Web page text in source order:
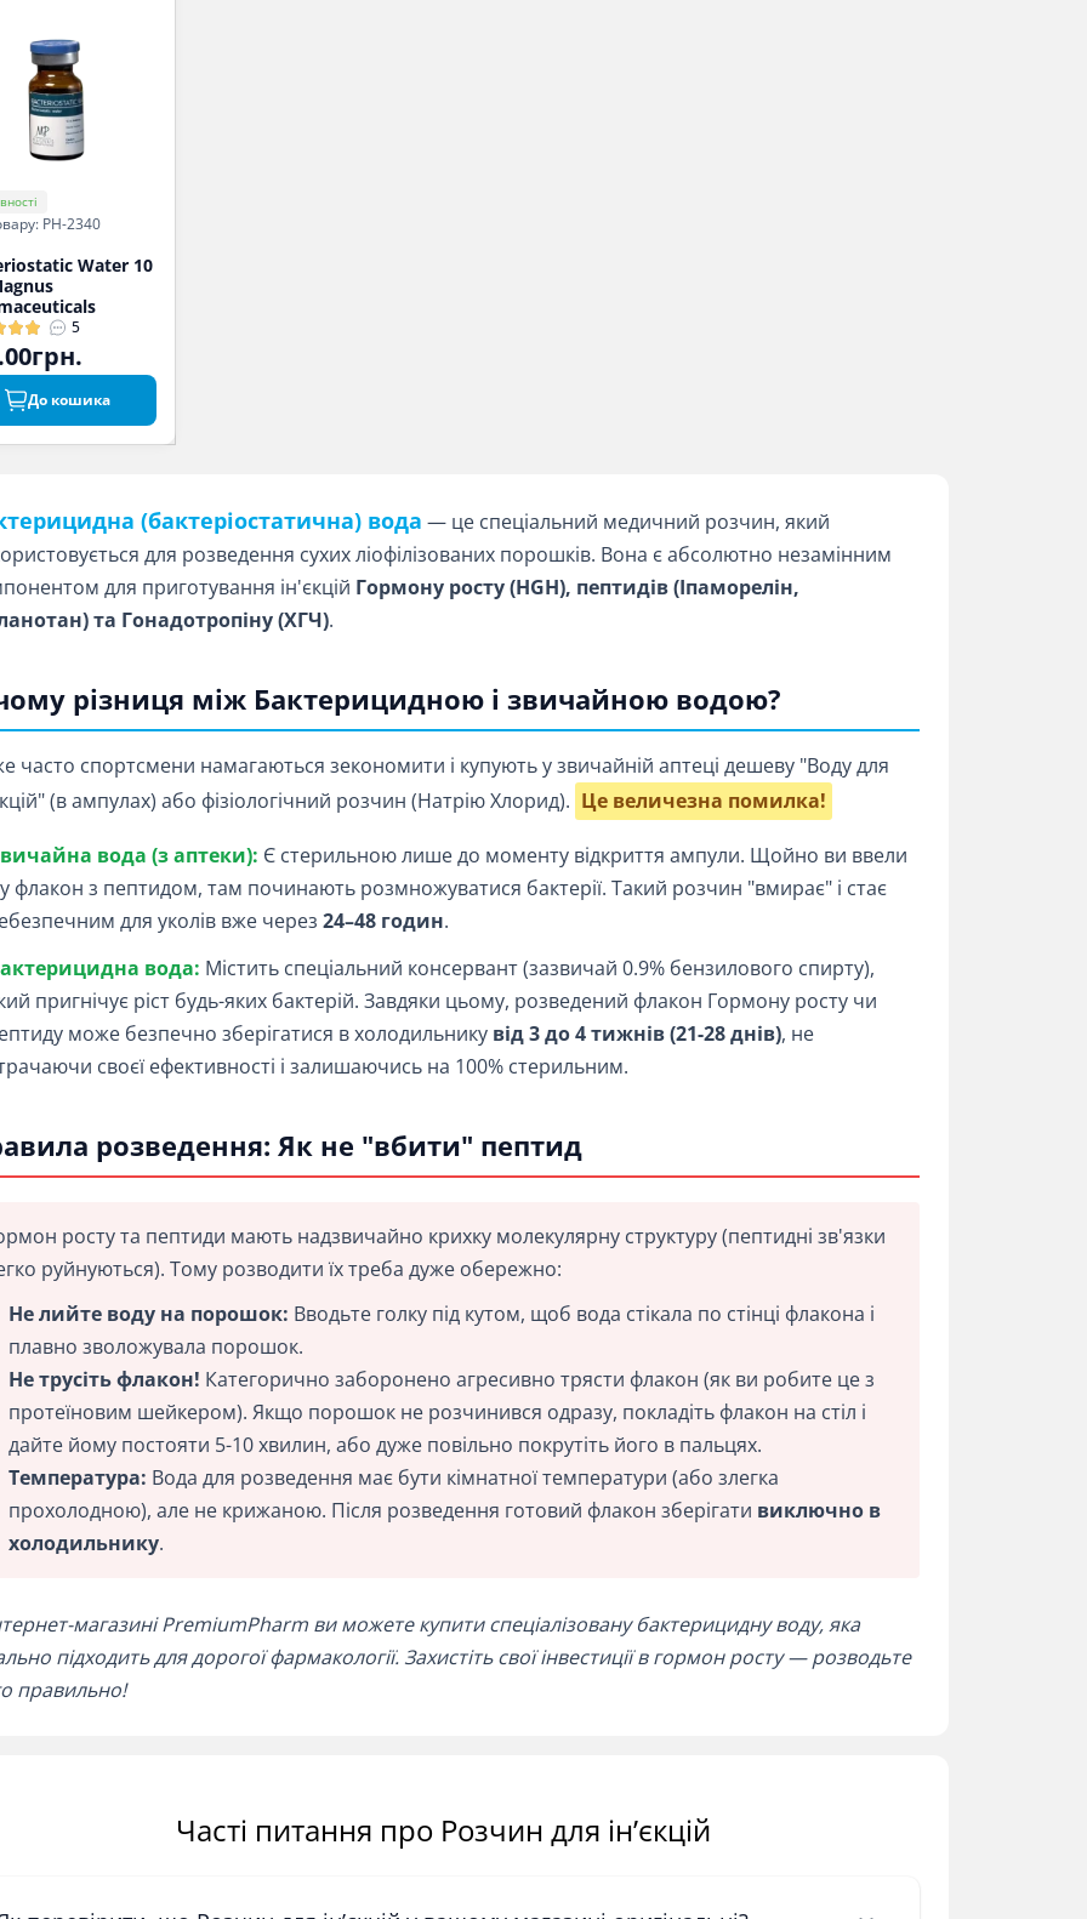
PH-2340
Water 10
5
До кошика
(бактеріостатична) вода — це спеціальний медичний розчин, який
для розведення сухих ліофілізованих порошків. Вона є абсолютно незамінним
для приготування ін'єкцій Гормону росту (HGH), пептидів (Іпаморелін,
та Гонадотропіну (ХГЧ).
різниця між Бактерицидною і звичайною водою?
часто спортсмени намагаються зекономити і купують у звичайній аптеці дешеву "Воду для
(в ампулах) або фізіологічний розчин (Натрію Хлорид). Це величезна помилка!
вода (з аптеки): Є стерильною лише до моменту відкриття ампули. Щойно ви ввели
у флакон з пептидом, там починають розмножуватися бактерії. Такий розчин "вмирає" і стає
для уколів вже через 24–48 годин.
вода: Містить спеціальний консервант (зазвичай 0.9% бензилового спирту),
пригнічує ріст будь-яких бактерій. Завдяки цьому, розведений флакон Гормону росту чи
може безпечно зберігатися в холодильнику від 3 до 4 тижнів (21-28 днів), не
своєї ефективності і залишаючись на 100% стерильним.
розведення: Як не "вбити" пептид
росту та пептиди мають надзвичайно крихку молекулярну структуру (пептидні зв'язки
руйнуються). Тому розводити їх треба дуже обережно:
Не лийте воду на порошок: Вводьте голку під кутом, щоб вода стікала по стінці флакона і
плавно зволожувала порошок.
Не трусіть флакон! Категорично заборонено агресивно трясти флакон (як ви робите це з
протеїновим шейкером). Якщо порошок не розчинився одразу, покладіть флакон на стіл і
дайте йому постояти 5-10 хвилин, або дуже повільно покрутіть його в пальцях.
Температура: Вода для розведення має бути кімнатної температури (або злегка
прохолодною), але не крижаною. Після розведення готовий флакон зберігати виключно в
холодильнику.
магазині PremiumPharm ви можете купити спеціалізовану бактерицидну воду, яка
підходить для дорогої фармакології. Захистіть свої інвестиції в гормон росту — розводьте
правильно!
Часті питання про Розчин для ін’єкцій